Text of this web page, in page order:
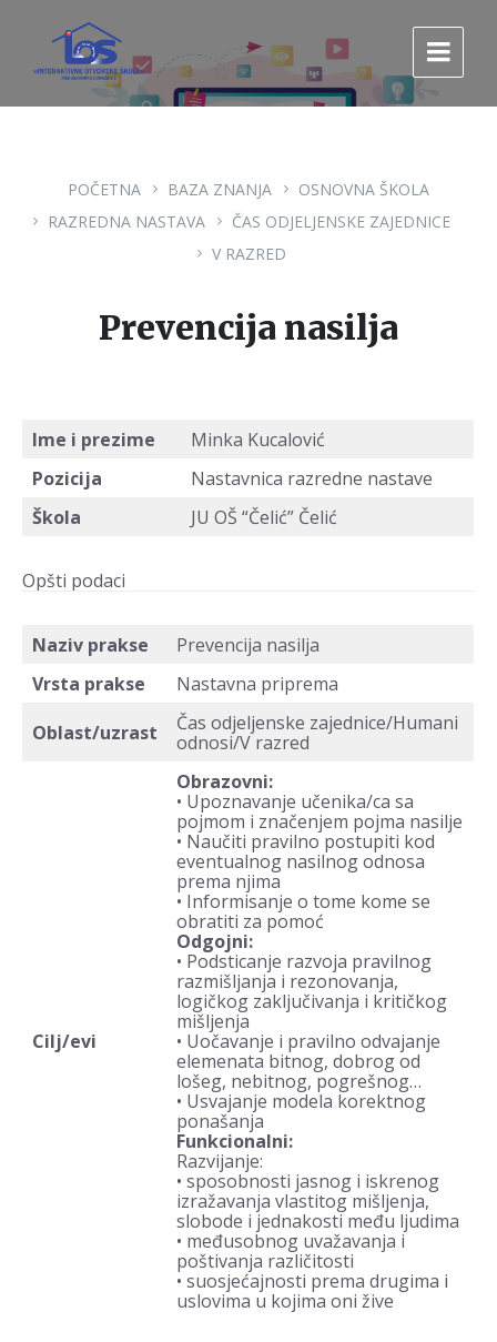
sadržaj
glavnu
navigaciju.
POČETNA BAZA ZNANJA
OSNOVNA ŠKOLA
RAZREDNA NASTAVA
ČAS ODJELJENSKE ZAJEDNICE
V RAZRED
Prevencija nasilja
Ime i prezime
Minka Kucalović
Pozicija
Nastavnica razredne nastave
Škola
JU OŠ “Čelić” Čelić
Opšti podaci
Naziv prakse
Prevencija nasilja
Vrsta prakse
Nastavna priprema
Oblast/uzrast
Čas odjeljenske zajednice/Humani
odnosi/V razred
Cilj/evi
Obrazovni:
• Upoznavanje učenika/ca sa
pojmom i značenjem pojma nasilje
• Naučiti pravilno postupiti kod
eventualnog nasilnog odnosa
prema njima
• Informisanje o tome kome se
obratiti za pomoć
Odgojni:
• Podsticanje razvoja pravilnog
razmišljanja i rezonovanja,
logičkog zaključivanja i kritičkog
mišljenja
• Uočavanje i pravilno odvajanje
elemenata bitnog, dobrog od
lošeg, nebitnog, pogrešnog…
• Usvajanje modela korektnog
ponašanja
Funkcionalni:
Razvijanje:
• sposobnosti jasnog i iskrenog
izražavanja vlastitog mišljenja,
slobode i jednakosti među ljudima
• međusobnog uvažavanja i
poštivanja različitosti
• suosjećajnosti prema drugima i
uslovima u kojima oni žive